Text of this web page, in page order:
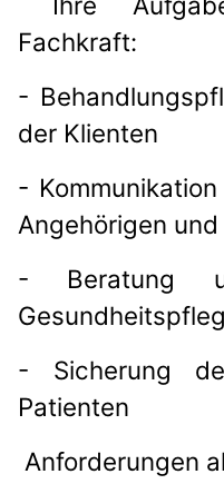
Fachkraft:
-
der Klienten
-
Angehörigen
- Beratung
- Sicherung
Patienten
Anforderungen